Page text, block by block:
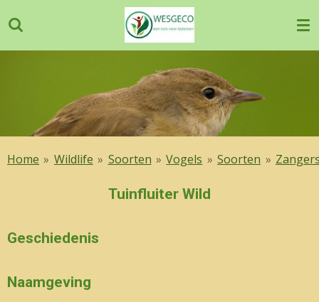
direct
naar
Home » Wildlife » Soorten » Vogels » Soorten »
Tuinfluiter Wild
Geschiedenis
Naamgeving